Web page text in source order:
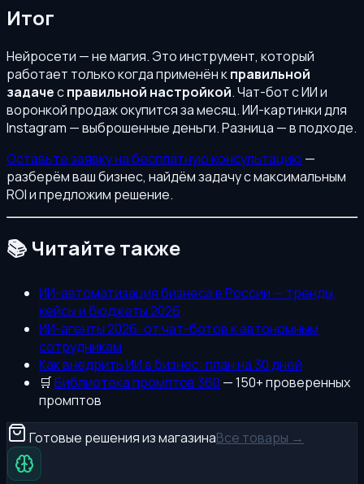
Итог
Нейросети — не магия. Это инструмент, который
работает только когда применён кправильной
задачесправильной настройкой. Чат-бот с ИИ и
воронкой продаж окупится за месяц. ИИ-картинки для
Instagram — выброшенные деньги. Разница — в подходе.
Оставьте заявку на бесплатную консультацию —
разберём ваш бизнес, найдём задачу с максимальным
ROI и предложим решение.
📚 Читайте также
ИИ-автоматизация бизнеса в России — тренды,
кейсы и бюджеты 2026
ИИ-агенты 2026: от чат-ботов к автономным
сотрудникам
Как внедрить ИИ в бизнес: план на 30 дней
🛒Библиотека промптов 360 — 150+ проверенных
промптов
Готовые решения из магазинаВсе товары →